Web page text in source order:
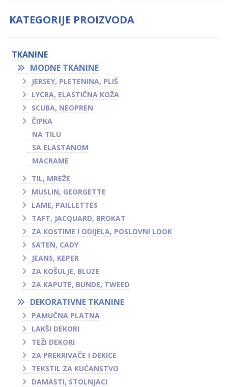
KATEGORIJE PROIZVODA
TKANINE
MODNE TKANINE
JERSEY, PLETENINA, PLIŠ
LYCRA, ELASTIČNA KOŽA
SCUBA, NEOPREN
ČIPKA
NA TILU
SA ELASTANOM
MACRAME
TIL, MREŽE
MUSLIN, GEORGETTE
LAME, PAILLETTES
TAFT, JACQUARD, BROKAT
ZA KOSTIME I ODIJELA, POSLOVNI LOOK
SATEN, CADY
JEANS, KEPER
ZA KOŠULJE, BLUZE
ZA KAPUTE, BUNDE, TWEED
DEKORATIVNE TKANINE
PAMUČNA PLATNA
LAKŠI DEKORI
TEŽI DEKORI
ZA PREKRIVAČE I DEKICE
TEKSTIL ZA KUĆANSTVO
DAMASTI, STOLNJACI